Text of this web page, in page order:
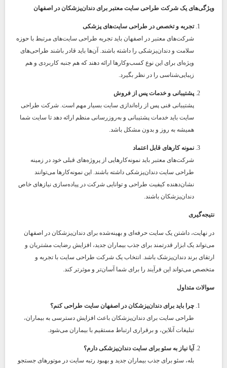
ویژگی‌های یک شرکت طراحی سایت معتبر برای دندان‌پزشکان در اصفهان
تجربه و تخصص در طراحی سایت‌های پزشکی
شرکت‌های معتبر در اصفهان باید تجربه طراحی سایت‌های مرتبط با حوزه
سلامت و دندان‌پزشکی را داشته باشند. آن‌ها باید قادر باشند طراحی‌های
ویژه‌ای برای این نوع کسب‌وکارها ارائه دهند که هم جنبه کاربردی و هم
زیبایی‌شناسی را در نظر بگیرد.
پشتیبانی و خدمات پس از فروش
پشتیبانی فنی پس از راه‌اندازی سایت بسیار مهم است. شرکت طراحی
سایت باید خدمات پشتیبانی و به‌روزرسانی منظم ارائه دهد تا سایت شما
همیشه به روز و بدون مشکل باشد.
نمونه کارهای قابل اعتماد
شرکت‌های معتبر باید نمونه‌کارهایی از پروژه‌های قبلی خود در زمینه
طراحی سایت دندان‌پزشکی داشته باشند. این نمونه‌کارها می‌توانند
نشان‌دهنده کیفیت طراحی و توانایی شرکت در پیاده‌سازی نیازهای خاص
دندان‌پزشکان باشند.
نتیجه‌گیری
در نهایت، داشتن یک سایت حرفه‌ای و بهینه‌شده برای دندان‌پزشکان در اصفهان
می‌تواند یک ابزار قدرتمند برای جذب بیماران جدید، افزایش رضایت مشتریان و
ارتقای برند دندان‌پزشک باشد. انتخاب یک شرکت طراحی سایت با تجربه و
متخصص می‌تواند این فرآیند را برای شما آسان‌تر و موثرتر کند.
سوالات متداول
چرا باید برای دندان‌پزشکان در اصفهان سایت طراحی کنم؟
طراحی سایت برای دندان‌پزشکان باعث افزایش دسترسی به بیماران،
تبلیغات آنلاین، و برقراری ارتباط مستقیم با بیماران می‌شود.
آیا نیاز به سئو برای سایت دندان‌پزشکی دارم؟
بله، سئو برای جذب بیماران جدید و بهبود رتبه سایت در موتورهای جستجو